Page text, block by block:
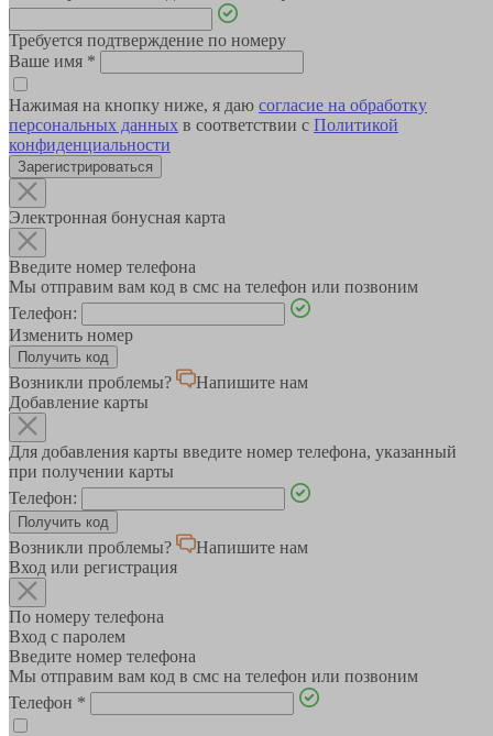
Требуется подтверждение по номеру
Ваше имя *
Нажимая на кнопку ниже, я даю согласие на обработку
персональных данных в соответствии с Политикой
конфиденциальности
Зарегистрироваться
Электронная бонусная карта
Введите номер телефона
Мы отправим вам код в смс на телефон или позвоним
Телефон:
Изменить номер
Возникли проблемы?
Напишите нам
Добавление карты
Для добавления карты введите номер телефона, указанный
при получении карты
Телефон:
Возникли проблемы?
Напишите нам
Вход или регистрация
По номеру телефона
Вход с паролем
Введите номер телефона
Мы отправим вам код в смс на телефон или позвоним
Телефон *